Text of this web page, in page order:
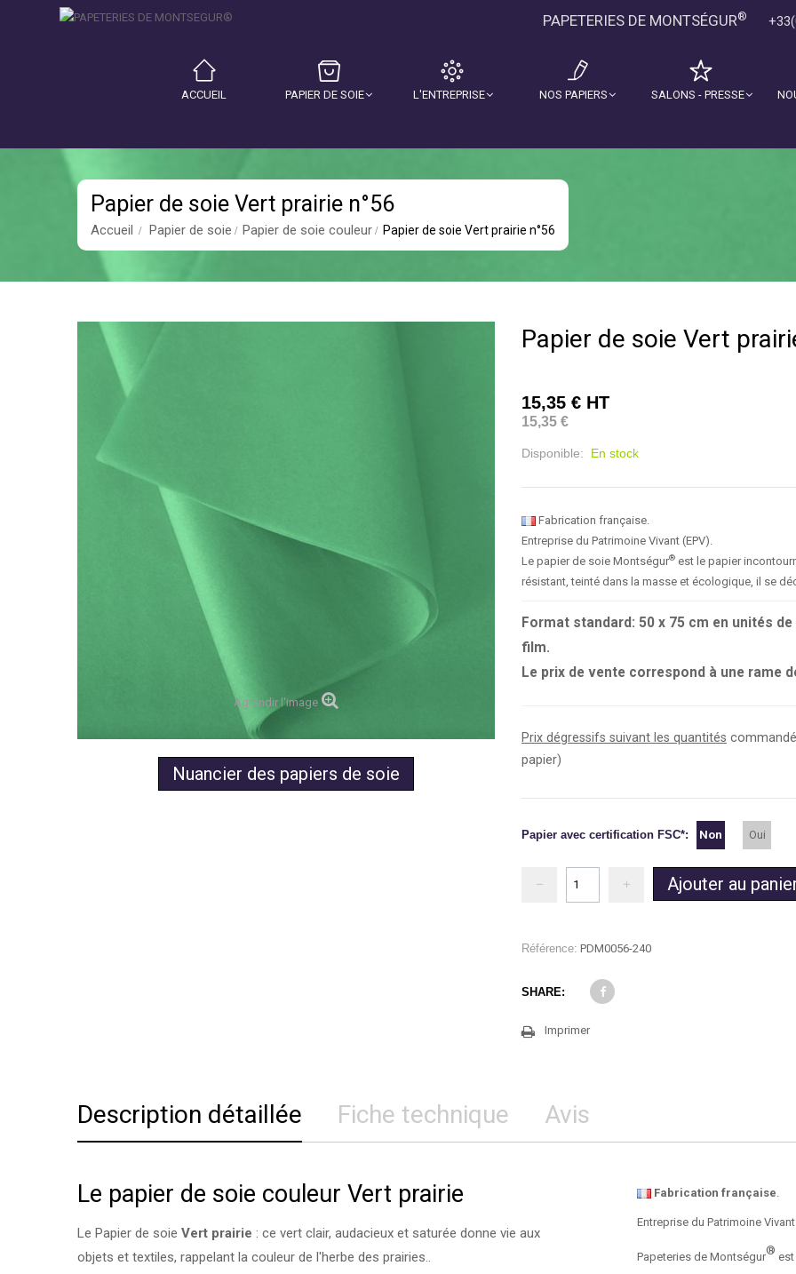
PAPETERIES DE MONTSÉGUR®
ACCUEIL PAPIER DE SOIE L'ENTREPRISE NOS PAPIERS SALONS - PRESSE
Papier de soie Vert prairie n°56
Accueil Papier de soie Papier de soie couleur Papier de soie Vert prairie n°56
Agrandir l'image
Nuancier des papiers de soie
Papier de soie Vert
15,35 € HT
15,35 €
Disponible: En stock
Fabrication française.
Entreprise du Patrimoine Vivant (EPV).
Le papier de soie Montségur® est le papier
résistant, teinté dans la masse et écologique, il se
Format standard: 50 x 75 cm en unités
film.
Le prix de vente correspond à une rame
Prix dégressifs suivant les quantités
papier)
Papier avec certification FSC*: Non Oui
Ajouter au
Référence: PDM0056-240
SHARE:
Imprimer
Description détaillée Fiche technique Avis
Le papier de soie couleur Vert prairie
Le Papier de soie Vert prairie : ce vert clair, audacieux et saturée donne vie aux
objets et textiles, rappelant la couleur de l'herbe des prairies..
Fabrication française.
Entreprise du Patrimoine Vivant
Papeteries de Montségur®